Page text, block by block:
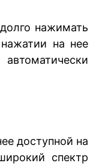
нажимать
на нее
доступной на
спектр